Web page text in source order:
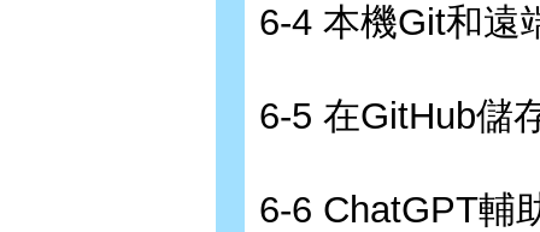
6-4 本機Git和遠
6-5 在GitHub儲
6-6 ChatGPT輔